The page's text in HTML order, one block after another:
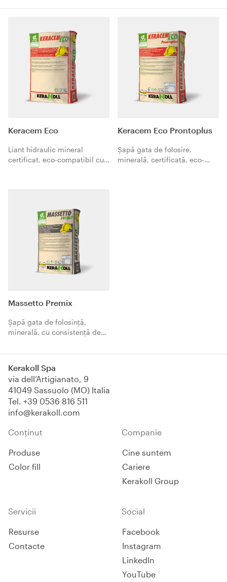
Keracem Eco
Liant hidraulic mineral
certificat, eco-compatibil cu
Keracem Eco Prontoplus
Şapă gata de folosire,
minerală, certificată, eco-
Massetto Premix
Şapă gata de folosinţă,
minerală, cu consistență de
priză normală şi uscare
adezivi.
Kerakoll Spa
via dell’Artigianato, 9
41049 Sassuolo (MO) Italia
Tel. +39 0536 816 511
info@kerakoll.com
Conținut
Produse
Color fill
Companie
Cine suntem
Cariere
Kerakoll Group
Servicii
Resurse
Contacte
Social
Facebook
Instagram
LinkedIn
YouTube